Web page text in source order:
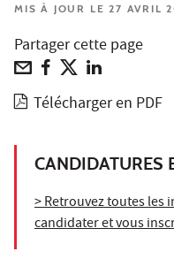
MIS À JOUR LE 27 AVRIL
Partager cette page
Télécharger en PDF
CANDIDATURES
> Retrouvez toutes
candidater et vous